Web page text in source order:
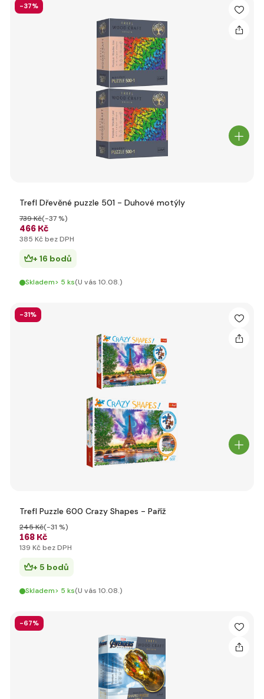
-37%
Trefl Dřevěné puzzle 501 - Duhové motýly
466 Kč
739 Kč(-37 %)
385 Kč bez DPH
+ 16 bodů
Skladem> 5 ks(U vás 10.08.)
-31%
Trefl Puzzle 600 Crazy Shapes - Paříž
168 Kč
245 Kč(-31 %)
139 Kč bez DPH
+ 5 bodů
Skladem> 5 ks(U vás 10.08.)
-67%